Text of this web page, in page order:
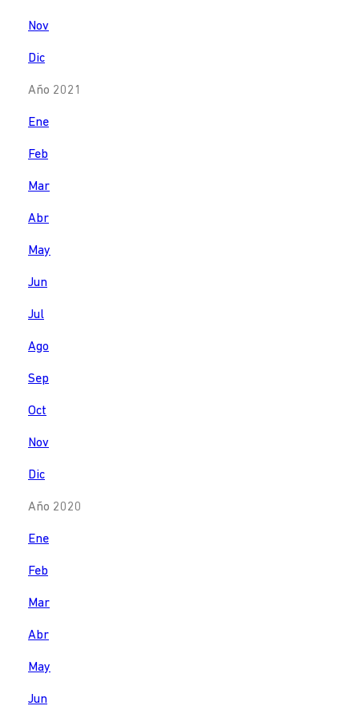
Nov
Dic
Año 2021
Ene
Feb
Mar
Abr
May
Jun
Jul
Ago
Sep
Oct
Nov
Dic
Año 2020
Ene
Feb
Mar
Abr
May
Jun